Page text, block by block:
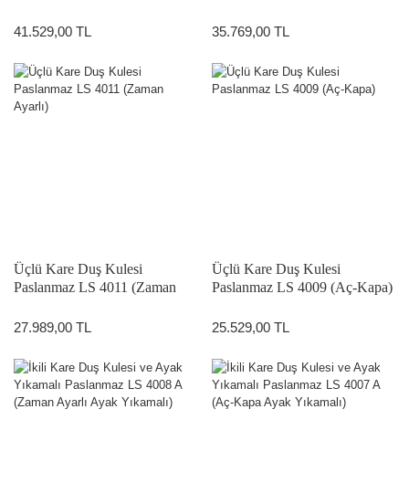
41.529,00 TL
35.769,00 TL
Üçlü Kare Duş Kulesi
Paslanmaz LS 4011 (Zaman
27.989,00 TL
Üçlü Kare Duş Kulesi
Paslanmaz LS 4009 (Aç-Kapa)
25.529,00 TL